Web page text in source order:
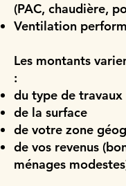
(PAC, chaudière,
Ventilation
Les montants
:
du type de travaux
de la surface
de votre zone
de vos revenus
ménages